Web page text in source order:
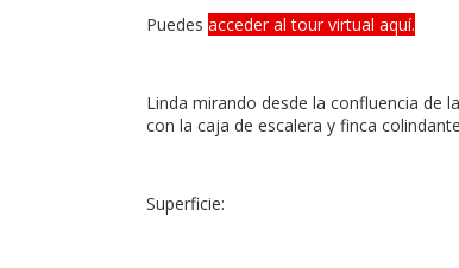
Puedes acceder al tour virtual aquí.
Linda mirando desde la confluencia de
con la caja de escalera y finca
Superficie: